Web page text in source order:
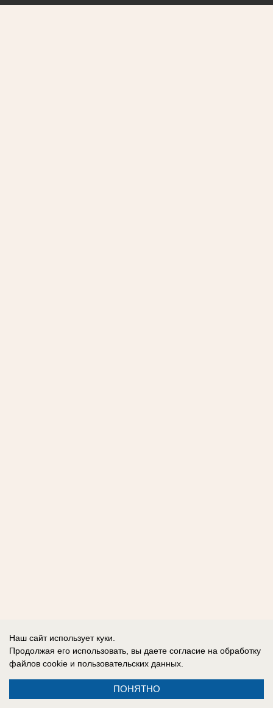
Наш сайт использует куки.
Продолжая его использовать, вы даете согласие на обработку
файлов cookie и пользовательских данных.
ПОНЯТНО